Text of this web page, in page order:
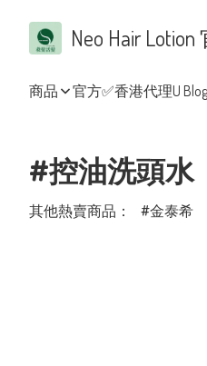
Neo Hair
商品 官方✅香港代理U
#控油洗頭水
其他熱賣商品： 金泰希